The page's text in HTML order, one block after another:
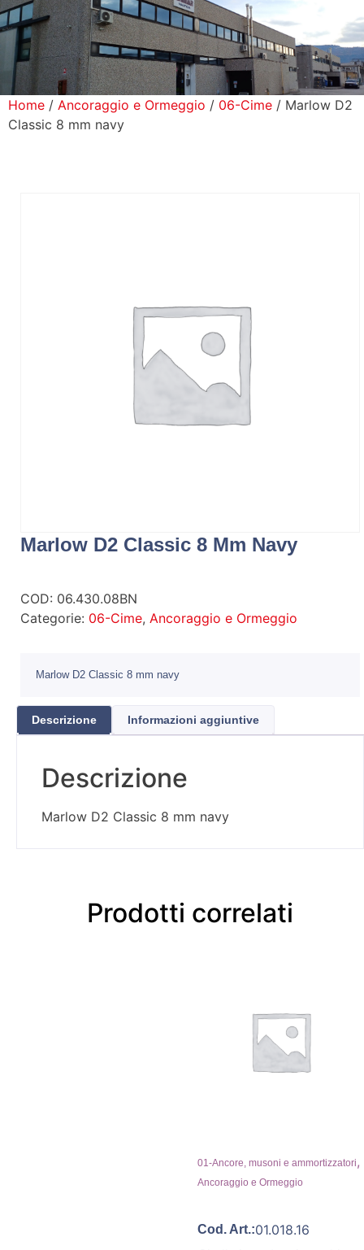
Prodotti
Home / Ancoraggio e Ormeggio / 06-Cime / Marlow D2
Classic 8 mm navy
Marlow D2 Classic 8 Mm Navy
COD: 06.430.08BN
Categorie: 06-Cime, Ancoraggio e Ormeggio
Marlow D2 Classic 8 mm navy
Descrizione Informazioni aggiuntive
Descrizione
Marlow D2 Classic 8 mm navy
Prodotti correlati
01-Ancore, musoni e ammortizzatori,
Ancoraggio e Ormeggio
Cod. Art.:01.018.16